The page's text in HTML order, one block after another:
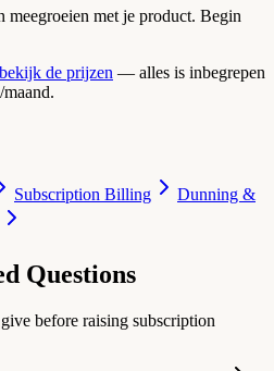
meegroeien met je product. Begin
bekijk de prijzen — alles is inbegrepen
Subscription Billing
Dunning &
Questions
before raising subscription